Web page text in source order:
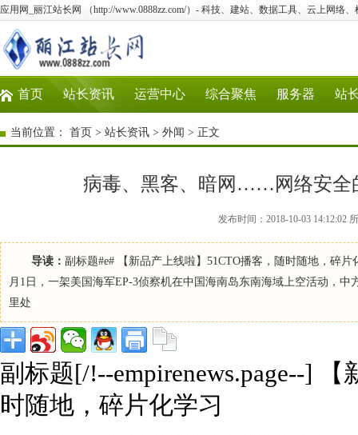
应用网_丽江站长网 （http://www.0888zz.com/）- 科技、建站、数据工具、云上网络
首页 站长资讯 运营中心 综合聚焦 服务器 站
当前位置： 首页 > 站长资讯 > 外闻 > 正文
病毒、黑客、暗网……网络安全
发布时间：2018-10-03 14:12:02
导读： 副标题#e# 【新品产上线啦】51CTO播客，随时随地，碎
月1日，一架美国海军EP-3侦察机在中国海南岛东南海域上空活动，
里处
副标题[/!--empirenews.page--]
时随地，碎片化学习